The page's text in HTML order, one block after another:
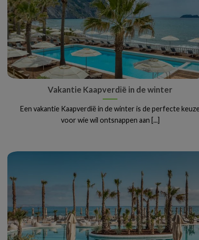
Vakantie Kaapverdië in de winter
Een vakantie Kaapverdië in de winter is de perfecte
voor wie wil ontsnappen aan [...]